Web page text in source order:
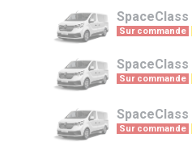
SpaceClass
Sur commande
SpaceClass
Sur commande
SpaceClass
Sur commande